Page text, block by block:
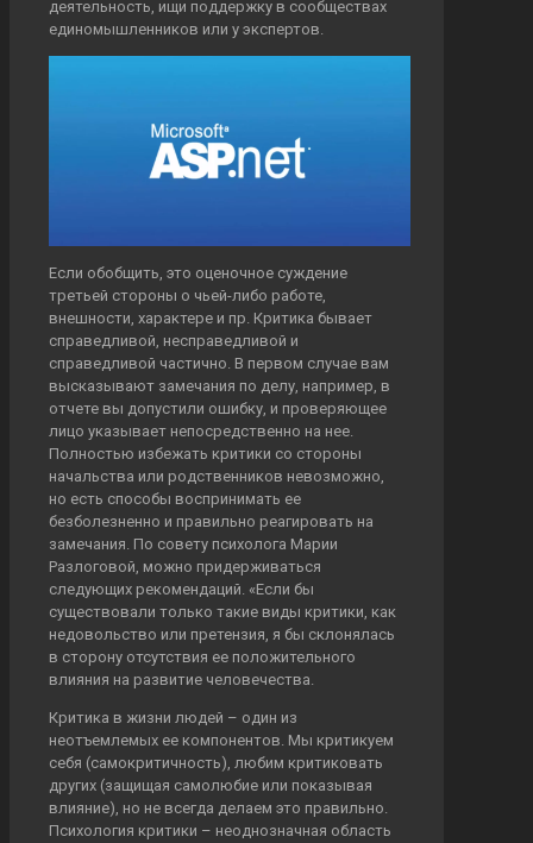
деятельность, ищи поддержку в сообществах
единомышленников или у экспертов.
Если обобщить, это оценочное суждение
третьей стороны о чьей-либо работе,
внешности, характере и пр. Критика бывает
справедливой, несправедливой и
справедливой частично. В первом случае вам
высказывают замечания по делу, например, в
отчете вы допустили ошибку, и проверяющее
лицо указывает непосредственно на нее.
Полностью избежать критики со стороны
начальства или родственников невозможно,
но есть способы воспринимать ее
безболезненно и правильно реагировать на
замечания. По совету психолога Марии
Разлоговой, можно придерживаться
следующих рекомендаций. «Если бы
существовали только такие виды критики, как
недовольство или претензия, я бы склонялась
в сторону отсутствия ее положительного
влияния на развитие человечества.
Критика в жизни людей – один из
неотъемлемых ее компонентов. Мы критикуем
себя (самокритичность), любим критиковать
других (защищая самолюбие или показывая
влияние), но не всегда делаем это правильно.
Психология критики – неоднозначная область